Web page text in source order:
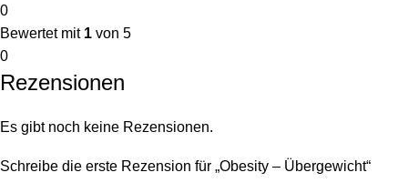
0
Bewertet mit 1 von 5
0
Rezensionen
Es gibt noch keine Rezensionen.
Schreibe die erste Rezension für „Obesity – Übergewicht“